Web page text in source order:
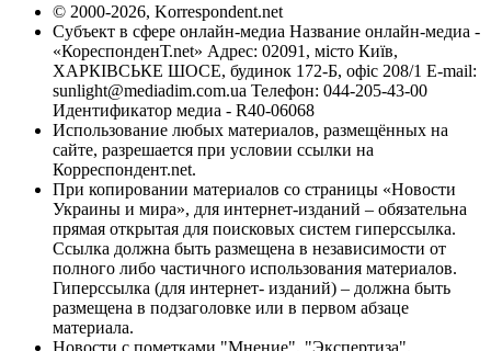
© 2000-2026, Korrespondent.net
Субъект в сфере онлайн-медиа Название онлайн-медиа -
«КореспонденТ.net» Адрес: 02091, місто Київ,
ХАРКІВСЬКЕ ШОСЕ, будинок 172-Б, офіс 208/1 E-mail:
sunlight@mediadim.com.ua Телефон: 044-205-43-00
Идентификатор медиа - R40-06068
Использование любых материалов, размещённых на
сайте, разрешается при условии ссылки на
Корреспондент.net.
При копировании материалов со страницы «Новости
Украины и мира», для интернет-изданий – обязательна
прямая открытая для поисковых систем гиперссылка.
Ссылка должна быть размещена в независимости от
полного либо частичного использования материалов.
Гиперссылка (для интернет- изданий) – должна быть
размещена в подзаголовке или в первом абзаце
материала.
Новости с пометками "Мнение", "Экспертиза",